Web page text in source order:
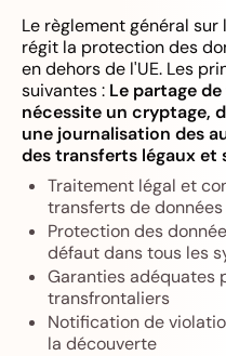
Le règlement général
régit la protection des
en dehors de l'UE. Les
suivantes : Le partage
nécessite un cryptage,
une journalisation des
des transferts légaux et
Traitement légal et
transferts de données
Protection des
défaut dans tous les
Garanties adéquates
transfrontaliers
Notification de
la découverte